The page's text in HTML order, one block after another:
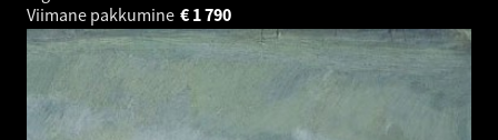
Viimane pakkumine
1 790
€